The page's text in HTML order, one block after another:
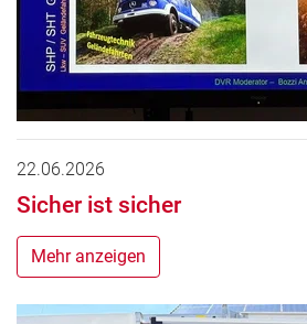
22.06.2026
Sicher ist sicher
Mehr anzeigen